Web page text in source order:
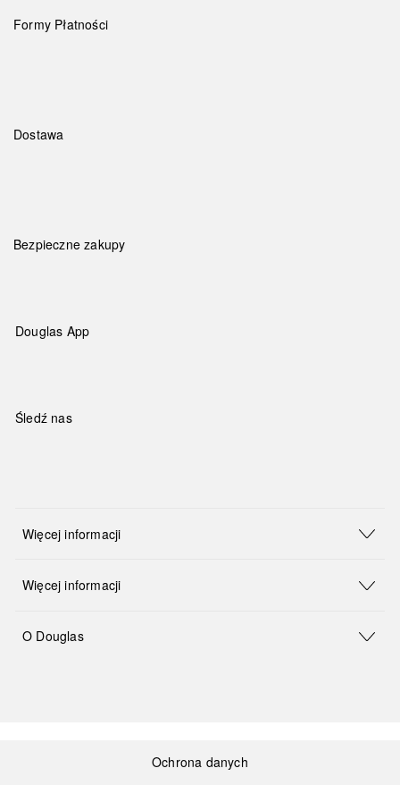
Formy Płatności
Dostawa
Bezpieczne zakupy
Douglas App
Śledź nas
Więcej informacji
Więcej informacji
O Douglas
Ochrona danych